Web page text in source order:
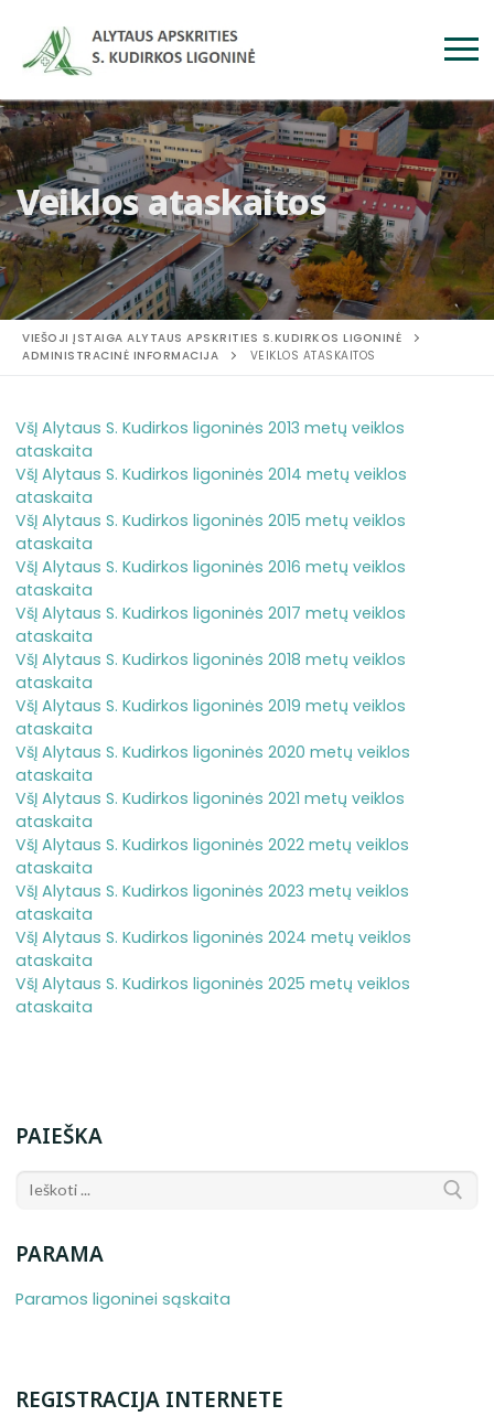
Veiklos ataskaitos
VIEŠOJI ĮSTAIGA ALYTAUS APSKRITIES S.KUDIRKOS LIGONINĖ
ADMINISTRACINĖ INFORMACIJA
VEIKLOS ATASKAITOS
VšĮ Alytaus S. Kudirkos ligoninės 2013 metų veiklos
ataskaita
VšĮ Alytaus S. Kudirkos ligoninės 2014 metų veiklos
ataskaita
VšĮ Alytaus S. Kudirkos ligoninės 2015 metų veiklos
ataskaita
VšĮ Alytaus S. Kudirkos ligoninės 2016 metų veiklos
ataskaita
VšĮ Alytaus S. Kudirkos ligoninės 2017 metų veiklos
ataskaita
VšĮ Alytaus S. Kudirkos ligoninės 2018 metų veiklos
ataskaita
VšĮ Alytaus S. Kudirkos ligoninės 2019 metų veiklos
ataskaita
VšĮ Alytaus S. Kudirkos ligoninės 2020 metų veiklos
ataskaita
VšĮ Alytaus S. Kudirkos ligoninės 2021 metų veiklos
ataskaita
VšĮ Alytaus S. Kudirkos ligoninės 2022 metų veiklos
ataskaita
VšĮ Alytaus S. Kudirkos ligoninės 2023 metų veiklos
ataskaita
VšĮ Alytaus S. Kudirkos ligoninės 2024 metų veiklos
ataskaita
VšĮ Alytaus S. Kudirkos ligoninės 2025 metų veiklos
ataskaita
PAIEŠKA
PARAMA
Paramos ligoninei sąskaita
REGISTRACIJA INTERNETE